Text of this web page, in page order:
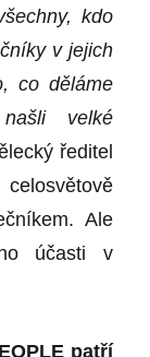
kdo
v jejich
co děláme
velké
ředitel
Ale
účasti v
patří